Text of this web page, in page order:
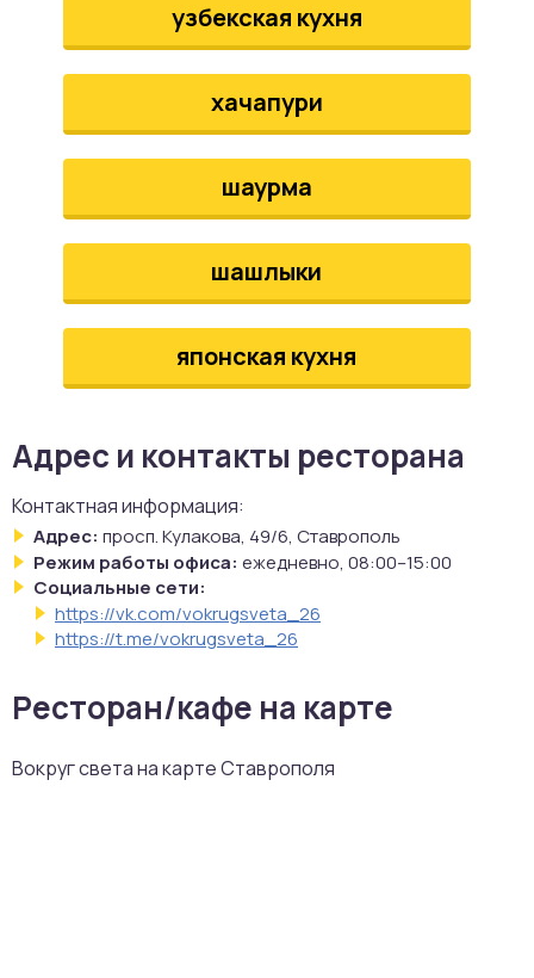
узбекская кухня
хачапури
шаурма
шашлыки
японская кухня
Адрес и контакты ресторана
Контактная информация:
Адрес: просп. Кулакова, 49/6, Ставрополь
Режим работы офиса: ежедневно, 08:00–15:00
Социальные сети:
https://vk.com/vokrugsveta_26
https://t.me/vokrugsveta_26
Ресторан/кафе на карте
Вокруг света на карте Ставрополя